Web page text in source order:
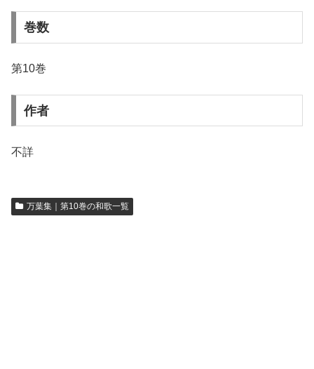
巻数
第10巻
作者
不詳
万葉集｜第10巻の和歌一覧